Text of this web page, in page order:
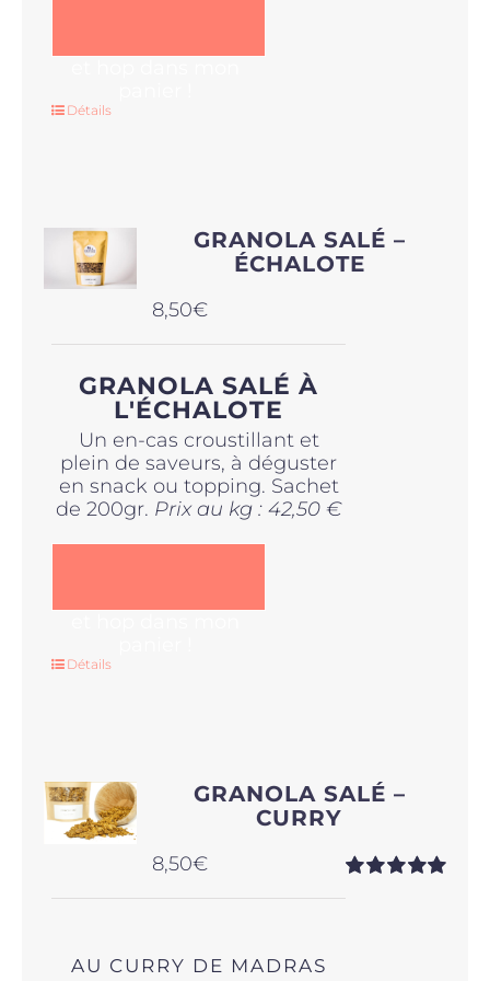
Détails
GRANOLA SALÉ –
ÉCHALOTE
8,50€
GRANOLA SALÉ À
L'ÉCHALOTE
Un en-cas croustillant et
plein de saveurs, à déguster
en snack ou topping. Sachet
de 200gr. Prix au kg : 42,50 €
Détails
GRANOLA SALÉ –
CURRY
8,50€
AU CURRY DE MADRAS